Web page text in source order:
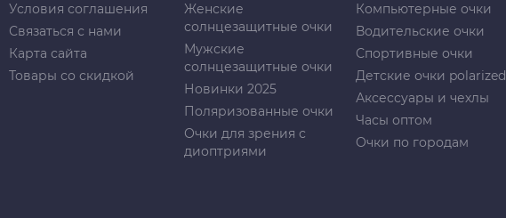
Условия соглашения
Связаться с нами
Карта сайта
Товары со скидкой
Женские
солнцезащитные очки
Мужские
солнцезащитные очки
Новинки 2025
Поляризованные очки
Очки для зрения с
диоптриями
Компьютерные очки
Водительские очки
Спортивные очки
Детские очки polarized
Аксессуары и чехлы
Часы оптом
Очки по городам